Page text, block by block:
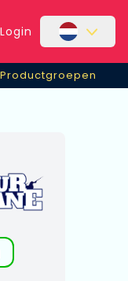
Login
Productgroepen